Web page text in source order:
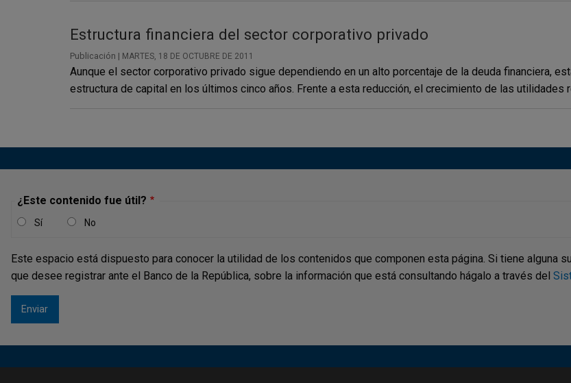
Estructura financiera del sector corporativo privado
Publicación | MARTES, 18 DE OCTUBRE DE 2011
Aunque el sector corporativo privado sigue dependiendo en un alto porcentaje de la deuda financiera,
estructura de capital en los últimos cinco años. Frente a esta reducción, el crecimiento de las utilidades
¿Este contenido fue útil?
Sí No
Este espacio está dispuesto para conocer la utilidad de los contenidos que componen esta página. Si tiene alguna
que desee registrar ante el Banco de la República, sobre la información que está consultando hágalo a través del